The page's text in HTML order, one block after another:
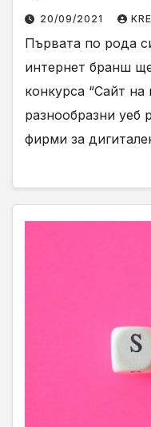
20/09/2021
Първата по рода
интернет бранш
конкурса “Сайт
разнообразни уеб
фирми за